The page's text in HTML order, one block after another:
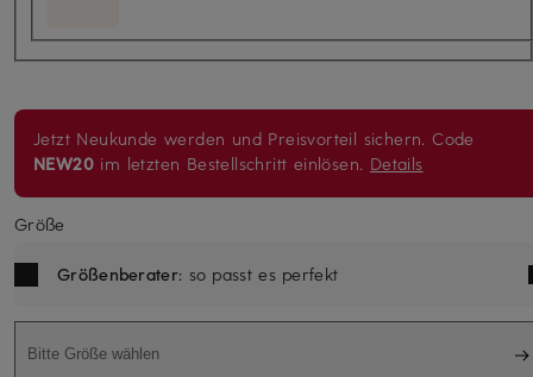
Jetzt Neukunde werden und Preisvorteil sichern. Code
NEW20 im letzten Bestellschritt einlösen. Details
Größe
Größenberater: so passt es perfekt
Bitte Größe wählen